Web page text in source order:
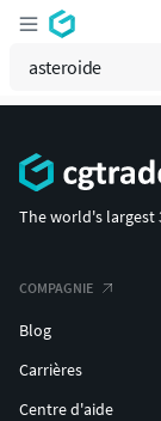
The world's largest
COMPAGNIE
Blog
Carrières
Centre d'aide